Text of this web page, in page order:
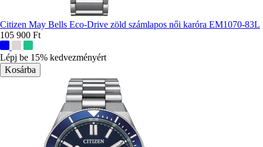
Citizen May Bells Eco-Drive zöld számlapos női karóra EM1070-83L
105 900 Ft
színek:
Lépj be 15% kedvezményért